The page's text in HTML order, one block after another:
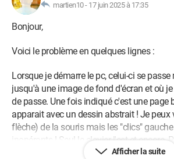
martien10 - 17 juin 2025 à 17:35
Bonjour,
Voici le problème en quelques lignes :
Lorsque je démarre le pc, celui-ci se
jusqu'à une image de fond d'écran et où
de passe. Une fois indiqué c'est une page
apparait avec un dessin abstrait ! Je peux
flèche) de la souris mais les "clics"
inopérants ! Seul le clavier l'est et encore.
tâches en bas de l'écran ! Accès à rien !
Afficher la suite